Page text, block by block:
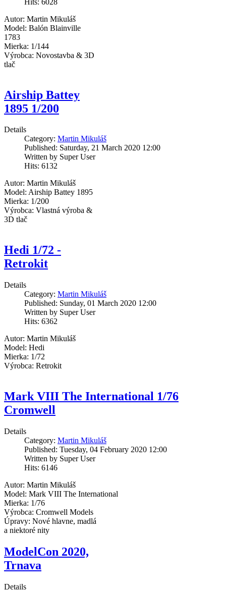
Autor: Martin Mikuláš
Model: Balón Blainville
1783
Mierka: 1/144
Výrobca: Novostavba & 3D
tlač
Airship Battey
1895 1/200
Details
Category: Martin Mikuláš
Published: Saturday, 21 March 2020 12:00
Written by Super User
Hits: 6132
Autor: Martin Mikuláš
Model: Airship Battey 1895
Mierka: 1/200
Výrobca: Vlastná výroba &
3D tlač
Hedi 1/72 -
Retrokit
Details
Category: Martin Mikuláš
Published: Sunday, 01 March 2020 12:00
Written by Super User
Hits: 6362
Autor: Martin Mikuláš
Model: Hedi
Mierka: 1/72
Výrobca: Retrokit
Mark VIII The International 1/76
Cromwell
Details
Category: Martin Mikuláš
Published: Tuesday, 04 February 2020 12:00
Written by Super User
Hits: 6146
Autor: Martin Mikuláš
Model: Mark VIII The International
Mierka: 1/76
Výrobca: Cromwell Models
Úpravy: Nové hlavne, madlá
a niektoré nity
ModelCon 2020,
Trnava
Details